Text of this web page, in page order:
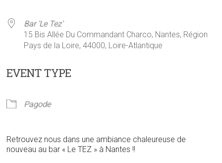
Bar 'Le Tez'
15 Bis Allée Du Commandant Charco, Nantes, Région
Pays de la Loire, 44000, Loire-Atlantique
EVENT TYPE
Pagode
Retrouvez nous dans une ambiance chaleureuse de
nouveau au bar « Le TEZ » à Nantes !!